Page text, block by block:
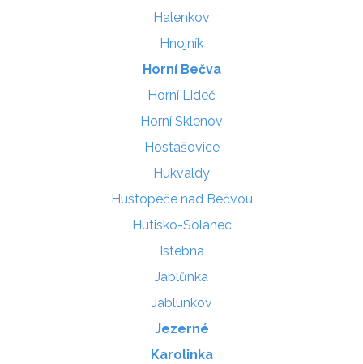
Halenkov
Hnojník
Horní Bečva
Horní Lideč
Horní Sklenov
Hostašovice
Hukvaldy
Hustopeče nad Bečvou
Hutisko-Solanec
Istebna
Jablůnka
Jablunkov
Jezerné
Karolinka